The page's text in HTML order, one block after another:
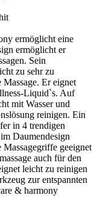
ermöglicht eine
ermöglicht er
Sein
zu sehr zu
Massage. Er eignet
Liquid`s. Auf
mit Wasser und
reinigen. Ein
in 4 trendigen
Daumendesign
geeignet
auch für den
leicht zu reinigen
zur entspannten
& harmony